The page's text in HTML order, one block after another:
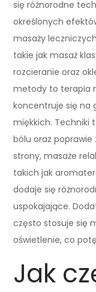
się różnorodne
określonych
masaży
takie jak masaż
rozcieranie oraz
metody to terapia
koncentruje się na
miękkich. Techniki
bólu oraz poprawie
strony, masaże
takich jak
dodaje się
uspokajające.
często stosuje się
oświetlenie, co
Jak